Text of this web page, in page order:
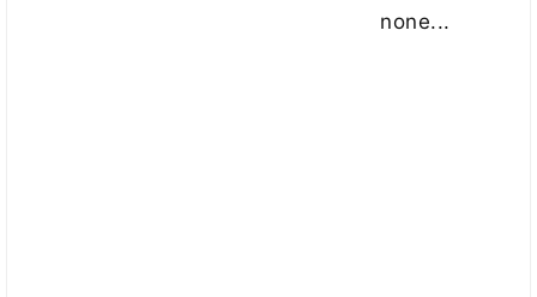
none...